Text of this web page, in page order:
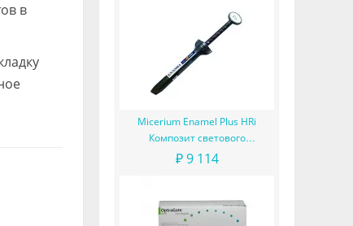
в
Micerium Enamel Plus HRi
Композит светового
отверждения в шприце
₽ 9 114